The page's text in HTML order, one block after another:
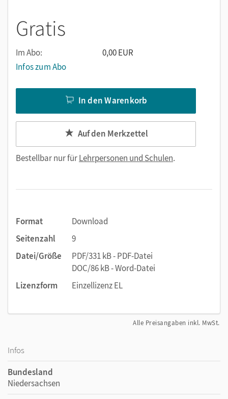
Gratis
Im Abo:
0,00 EUR
Infos zum Abo
In den Warenkorb
Auf den Merkzettel
Bestellbar nur fürLehrpersonen und Schulen.
Format
Download
Seitenzahl
9
Datei/Größe
PDF/331 kB - PDF-Datei
DOC/86 kB - Word-Datei
Lizenzform
Einzellizenz EL
Alle Preisangaben inkl. MwSt.
Infos
Bundesland
Niedersachsen